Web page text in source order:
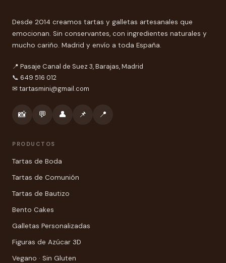
Desde 2014 creamos tartas y galletas artesanales que
emocionan. Sin conservantes, con ingredientes naturales y
mucho cariño. Madrid y envío a toda España.
📍 Pasaje Canal de Suez 3, Barajas, Madrid
📞 649 516 012
✉ tartasmini@gmail.com
📸 💬 👤 📌 📍
PRODUCTOS
Tartas de Boda
Tartas de Comunión
Tartas de Bautizo
Bento Cakes
Galletas Personalizadas
Figuras de Azúcar 3D
Vegano · Sin Gluten